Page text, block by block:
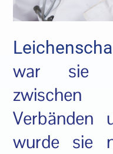
war sie
Verbänden
wurde sie